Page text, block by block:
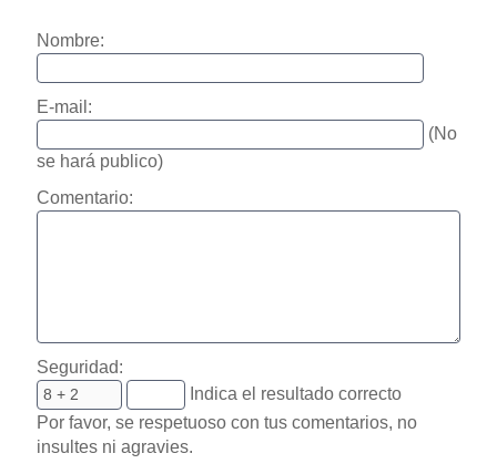
Nombre:
E-mail:
(No
se hará publico)
Comentario:
Seguridad:
Indica el resultado correcto
Por favor, se respetuoso con tus comentarios, no
insultes ni agravies.